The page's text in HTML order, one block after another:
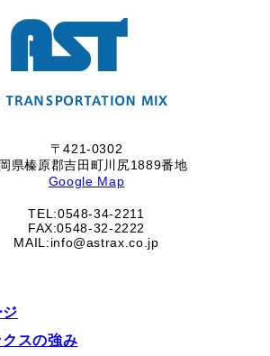
〒421-0302
県榛原郡吉田町川尻1889番地
Google Map
TEL:0548-34-2211
FAX:0548-32-2222
MAIL:info@astrax.co.jp
ジ
スの強み